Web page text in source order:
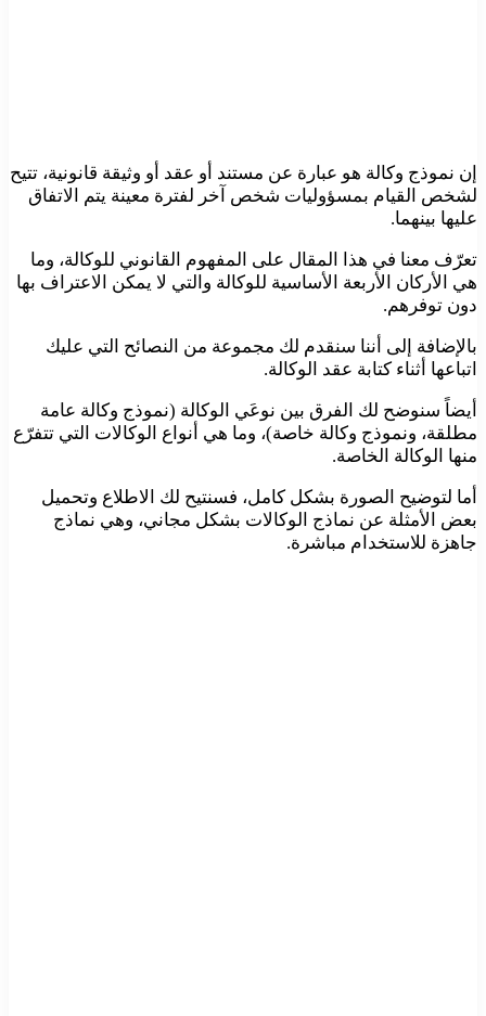
إن نموذج وكالة هو عبارة عن مستند أو عقد أو وثيقة قانونية، تتيح
لشخص القيام بمسؤوليات شخص آخر لفترة معينة يتم الاتفاق
عليها بينهما.
تعرّف معنا في هذا المقال على المفهوم القانوني للوكالة، وما
هي الأركان الأربعة الأساسية للوكالة والتي لا يمكن الاعتراف بها
دون توفرهم.
بالإضافة إلى أننا سنقدم لك مجموعة من النصائح التي عليك
اتباعها أثناء كتابة عقد الوكالة.
أيضاً سنوضح لك الفرق بين نوعَي الوكالة (نموذج وكالة عامة
مطلقة، ونموذج وكالة خاصة)، وما هي أنواع الوكالات التي تتفرّع
منها الوكالة الخاصة.
أما لتوضيح الصورة بشكل كامل، فسنتيح لك الاطلاع وتحميل
بعض الأمثلة عن نماذج الوكالات بشكل مجاني، وهي نماذج
جاهزة للاستخدام مباشرة.